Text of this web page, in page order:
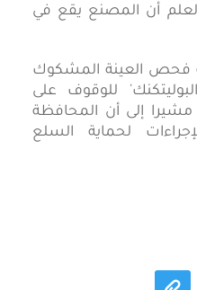
أن المصنع يقع في
فحص العينة المشكوك
للوقوف على
مشيرا إلى أن المحافظة
لحماية السلع